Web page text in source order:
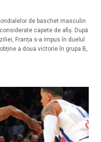
de baschet masculin
capete de afiș. După
Franța s-a impus în duelul
a doua victorie în grupa B,